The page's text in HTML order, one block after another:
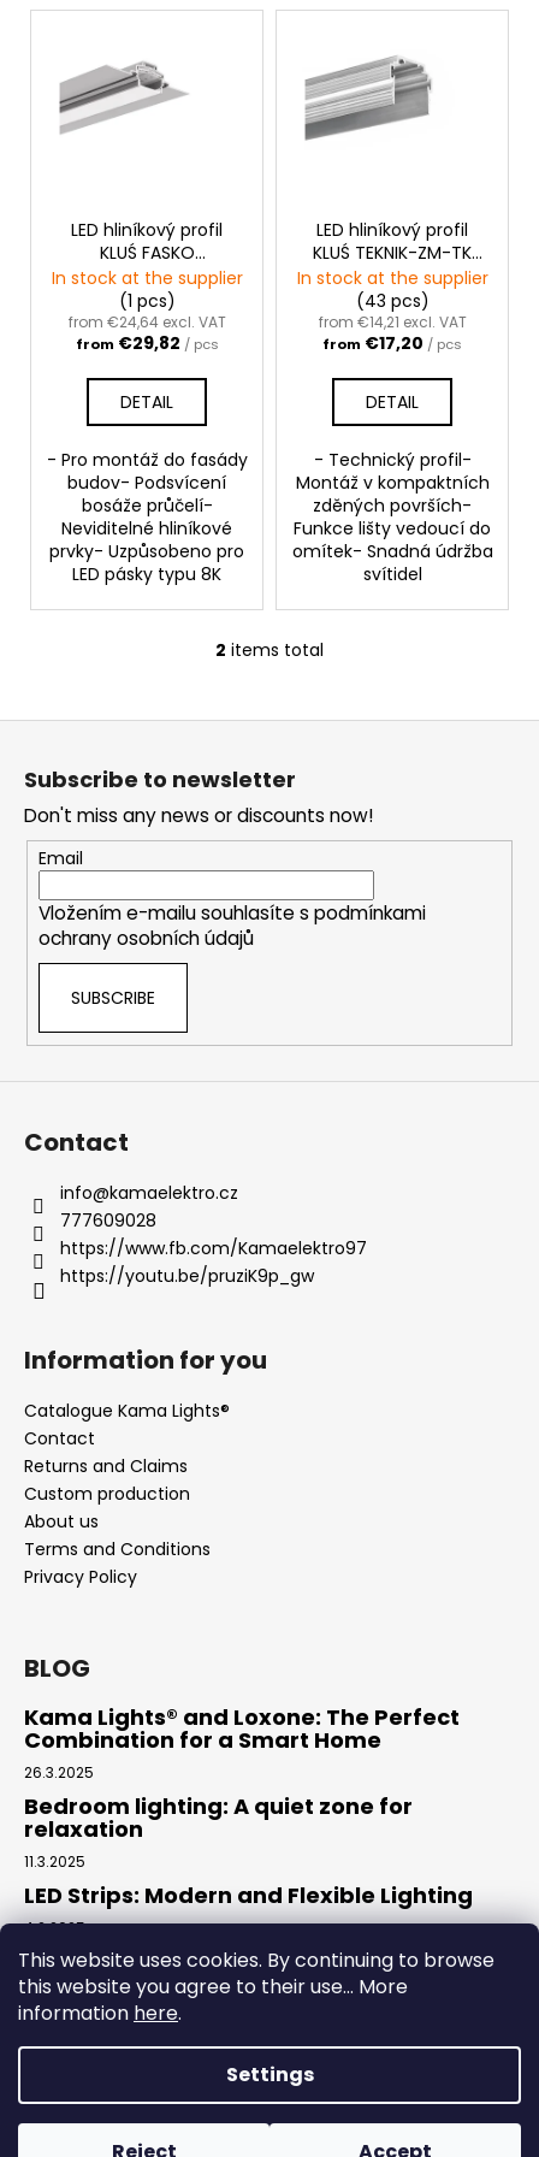
This website uses cookies. By continuing to browse
this website you agree to their use... More
information here.
Settings
L
LED hliníkový profil
KLUŚ FASKO
|neanodizovaný
In stock at the supplier
(1 pcs)
from €24,64 excl. VAT
from €29,82 / pcs
DETAIL
- Pro montáž do fasády
budov- Podsvícení
bosáže průčelí-
Neviditelné hliníkové
prvky- Uzpůsobeno pro
LED pásky typu 8K
LED hliníkový profil
KLUŚ TEKNIK-ZM-TK
|neanodizovaný
In stock at the supplier
(43 pcs)
from €14,21 excl. VAT
from €17,20 / pcs
DETAIL
- Technický profil-
Montáž v kompaktních
zděných površích-
Funkce lišty vedoucí do
omítek- Snadná údržba
svítidel
L
s
i
n
g
c
o
n
t
2 items total
c
F
Subscribe to newsletter
Don't miss any news or discounts now!
Email
Vložením e-mailu souhlasíte s podmínkami
ochrany osobních údajů
SUBSCRIBE
Contact
info@kamaelektro.cz
777609028
https://www.fb.com/Kamaelektro97
https://youtu.be/pruziK9p_gw
Information for you
Catalogue Kama Lights®
Contact
Returns and Claims
Custom production
About us
Terms and Conditions
Privacy Policy
BLOG
Kama Lights® and Loxone: The Perfect
Combination for a Smart Home
26.3.2025
Bedroom lighting: A quiet zone for
relaxation
11.3.2025
LED Strips: Modern and Flexible Lighting
4.2.2025
Facebook
Created by Shoptet